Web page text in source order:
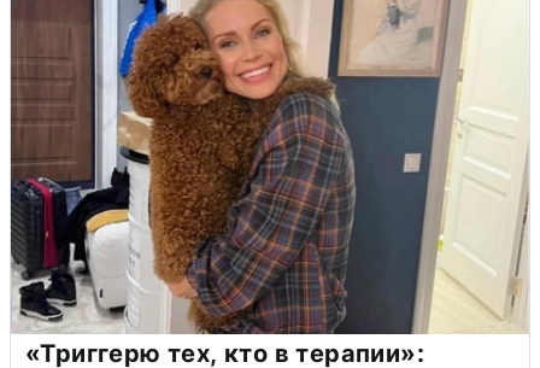
«Триггерю тех, кто в терапии»: